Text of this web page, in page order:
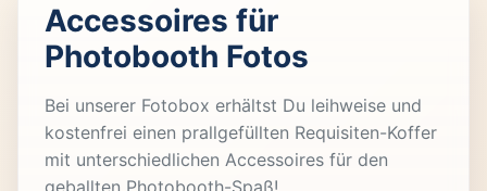
Accessoires für
Photobooth Fotos
Bei unserer Fotobox erhältst Du leihweise und
kostenfrei einen prallgefüllten Requisiten-Koffer
mit unterschiedlichen Accessoires für den
geballten Photobooth-Spaß!